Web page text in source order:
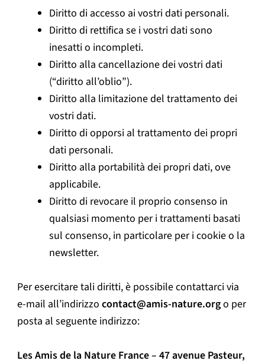
Diritto di accesso ai vostri dati personali.
Diritto di rettifica se i vostri dati sono
inesatti o incompleti.
Diritto alla cancellazione dei vostri dati
(“diritto all’oblio”).
Diritto alla limitazione del trattamento dei
vostri dati.
Diritto di opporsi al trattamento dei propri
dati personali.
Diritto alla portabilità dei propri dati, ove
applicabile.
Diritto di revocare il proprio consenso in
qualsiasi momento per i trattamenti basati
sul consenso, in particolare per i cookie o la
newsletter.
Per esercitare tali diritti, è possibile contattarci via
e-mail all’indirizzocontact@amis-nature.orgo per
posta al seguente indirizzo:
Les Amis de la Nature France – 47 avenue Pasteur,